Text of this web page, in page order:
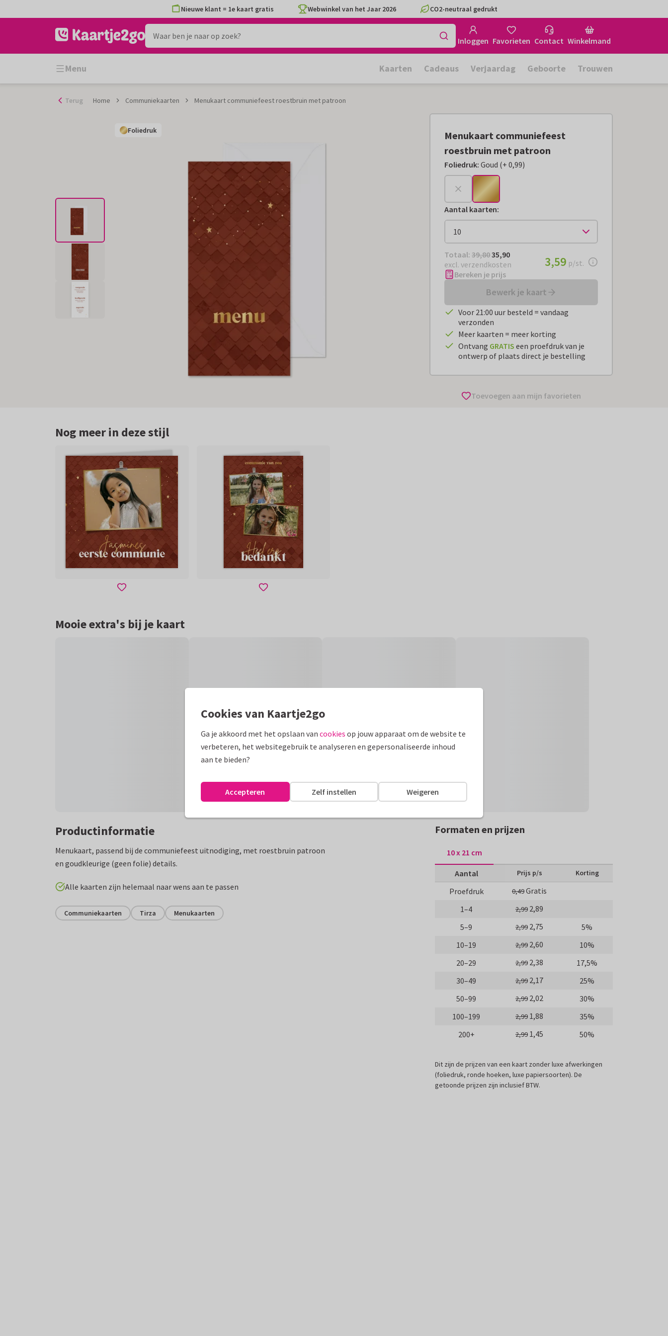
naar
Nieuwe klant = 1e kaart gratis Webwinkel van het Jaar 2026 CO2-neutraal gedrukt
Inloggen Favorieten Contact Winkelmand
Menu Kaarten Cadeaus Verjaardag Geboorte Trouwen
Terug Home Communiekaarten Menukaart communiefeest roestbruin met patroon
Foliedruk
Foliedruk
Foliedruk
Menukaart communiefeest
roestbruin met patroon
Foliedruk:Goud (
+€ 0,99
+ 0,99)
Aantal kaarten:
Totaal: € 35,90
Totaal: 39,8035,90
excl. verzendkosten
€ 3,59per stuk
3,59 p/st.
Bereken je prijs
Bewerk je kaart
Voor 21:00 uur besteld = vandaag
verzonden
Meer kaarten = meer korting
Ontvang GRATIS een proefdruk van je
ontwerp of plaats direct je bestelling
Toevoegen aan mijn favorieten
Nog meer in deze stijl
Mooie extra's bij je kaart
Productinformatie
Menukaart, passend bij de communiefeest uitnodiging, met roestbruin patroon
en goudkleurige (geen folie) details.
Alle kaarten zijn helemaal naar wens aan te passen
Communiekaarten Tirza Menukaarten
Formaten en prijzen
10 x 21 cm
Aantal Prijs p/s Korting
Proefdruk 0,49Gratis
1–4
2,99 2,89
5–9
2,99 2,75
5%
10–19
2,99 2,60
10%
20–29
2,99 2,38
17,5%
30–49
2,99 2,17
25%
50–99
2,99 2,02
30%
100–199
2,99 1,88
35%
200+
2,99 1,45 50%
Dit zijn de prijzen van een kaart zonder luxe afwerkingen
(foliedruk, ronde hoeken, luxe papiersoorten). De
getoonde prijzen zijn inclusief BTW.
Cookies van Kaartje2go
Ga je akkoord met het opslaan van cookies op jouw apparaat om de website te
verbeteren, het websitegebruik te analyseren en gepersonaliseerde inhoud
aan te bieden?
Weigeren
Zelf instellen
Accepteren